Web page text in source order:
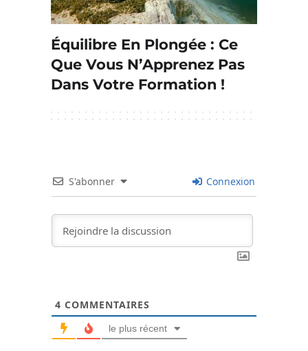
Équilibre En Plongée : Ce
Que Vous N’Apprenez Pas
Dans Votre Formation !
S'abonner Connexion
4 COMMENTAIRES
le plus récent